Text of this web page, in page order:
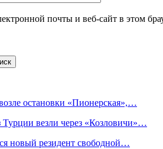
почты и веб-сайт в этом
остановки «Пионерская»,…
везли через «Козловичи»…
новый резидент свободной…